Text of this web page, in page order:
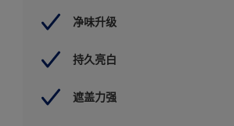
净味升级
持久亮白
遮盖力强